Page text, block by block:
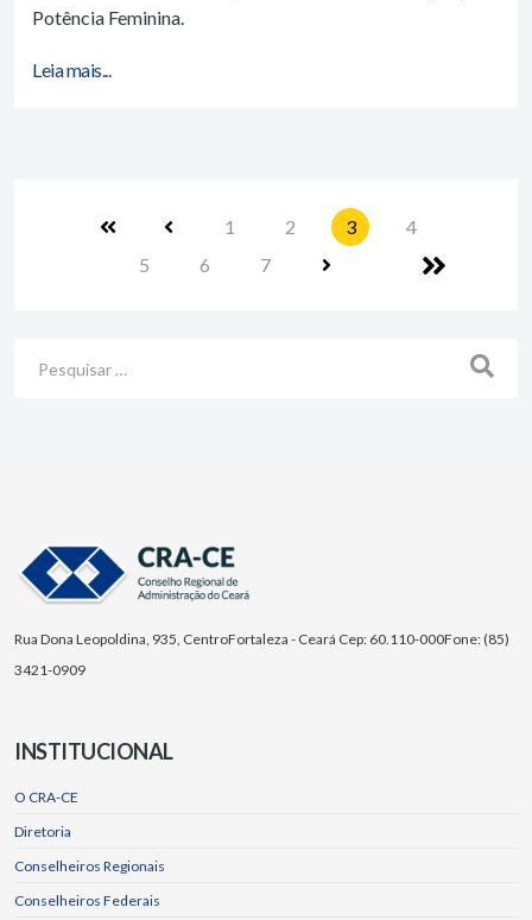
Potência Feminina.
Leia mais...
1 2 3
4
5
6 7
Rua Dona Leopoldina, 935, CentroFortaleza - Ceará Cep: 60.110-000Fone: (85)
3421-0909
INSTITUCIONAL
O CRA-CE
Diretoria
Conselheiros Regionais
Conselheiros Federais